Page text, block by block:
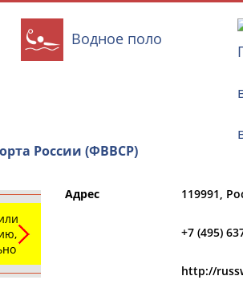
Водное поло
России (ФВВСР)
Адрес 119991,
+7 (495)
http://